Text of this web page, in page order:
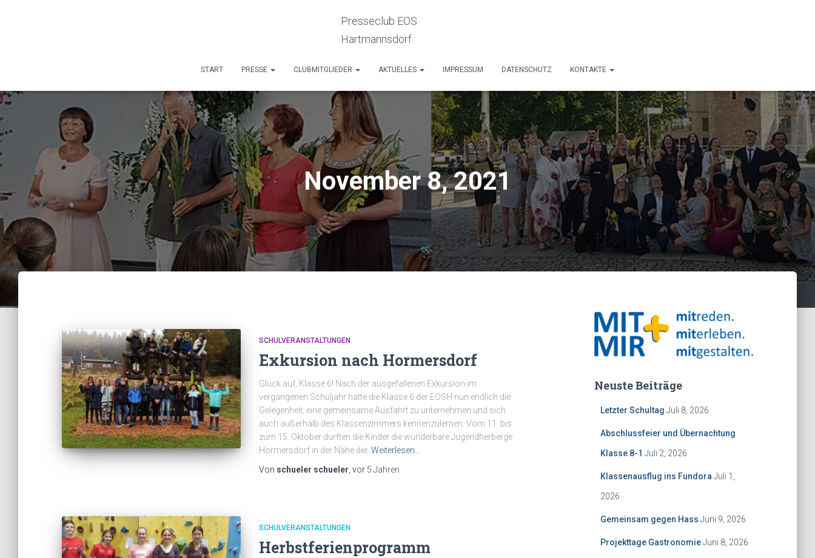
Presseclub EOS
Hartmannsdorf
START PRESSE CLUBMITGLIEDER AKTUELLES IMPRESSUM DATENSCHUTZ KONTAKTE
November 8, 2021
SCHULVERANSTALTUNGEN
Exkursion nach Hormersdorf
Glück auf, Klasse 6! Nach der ausgefallenen Exkursion im
vergangenen Schuljahr hatte die Klasse 6 der EOSH nun endlich die
Gelegenheit, eine gemeinsame Ausfahrt zu unternehmen und sich
auch außerhalb des Klassenzimmers kennenzulernen. Vom 11. bis
zum 15. Oktober durften die Kinder die wunderbare Jugendherberge
Hormersdorf in der Nähe der Weiterlesen…
Von schueler schueler , vor 5 Jahren
SCHULVERANSTALTUNGEN
Herbstferienprogramm
Neuste Beiträge
Letzter Schultag Juli 8, 2026
Abschlussfeier und Übernachtung
Klasse 8-1 Juli 2, 2026
Klassenausflug ins Fundora Juli 1,
2026
Gemeinsam gegen Hass Juni 9, 2026
Projekttage Gastronomie Juni 8, 2026